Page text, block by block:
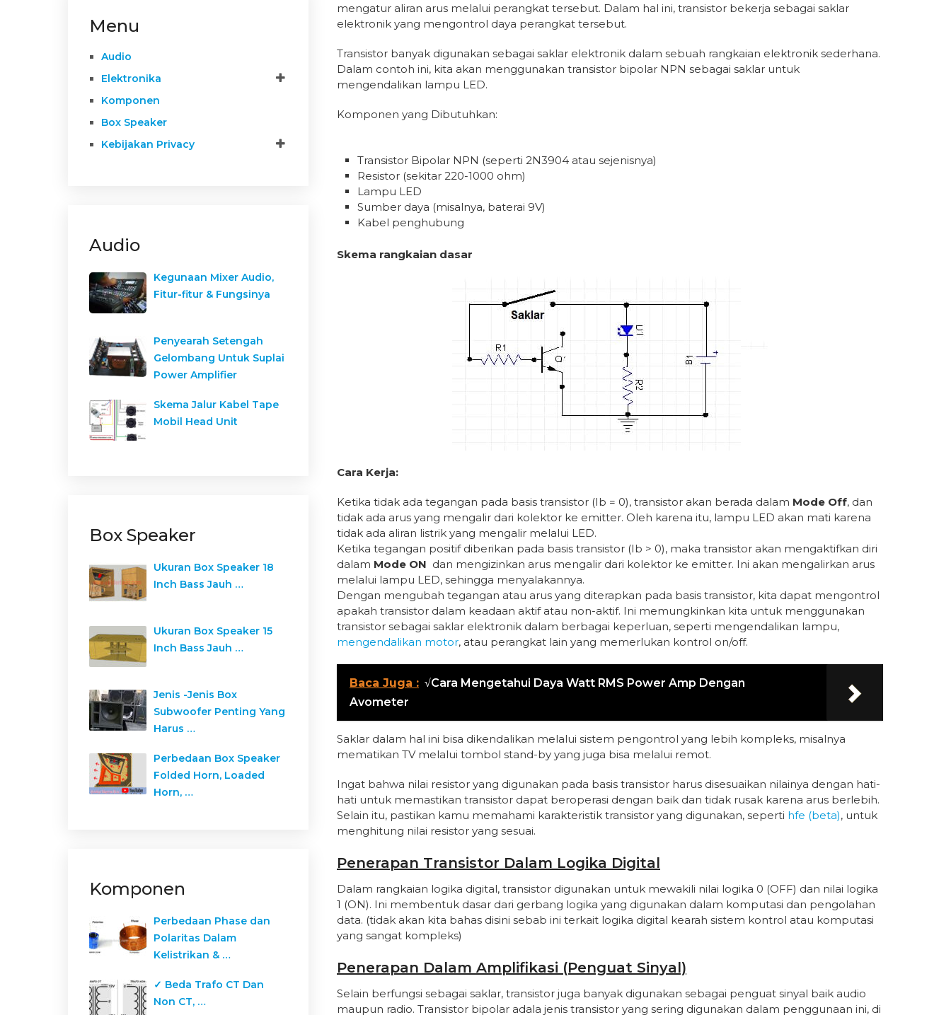
mengatur aliran arus melalui perangkat tersebut. Dalam hal ini, transistor bekerja sebagai saklar
elektronik yang mengontrol daya perangkat tersebut.
Transistor banyak digunakan sebagai saklar elektronik dalam sebuah rangkaian elektronik sederhana.
Dalam contoh ini, kita akan menggunakan transistor bipolar NPN sebagai saklar untuk
mengendalikan lampu LED.
Komponen yang Dibutuhkan:
Transistor Bipolar NPN (seperti 2N3904 atau sejenisnya)
Resistor (sekitar 220-1000 ohm)
Lampu LED
Sumber daya (misalnya, baterai 9V)
Kabel penghubung
Skema rangkaian dasar
Cara Kerja:
Ketika tidak ada tegangan pada basis transistor (Ib = 0), transistor akan berada dalam Mode Off, dan
tidak ada arus yang mengalir dari kolektor ke emitter. Oleh karena itu, lampu LED akan mati karena
tidak ada aliran listrik yang mengalir melalui LED.
Ketika tegangan positif diberikan pada basis transistor (Ib > 0), maka transistor akan mengaktifkan diri
dalam Mode ON dan mengizinkan arus mengalir dari kolektor ke emitter. Ini akan mengalirkan arus
melalui lampu LED, sehingga menyalakannya.
Dengan mengubah tegangan atau arus yang diterapkan pada basis transistor, kita dapat mengontrol
apakah transistor dalam keadaan aktif atau non-aktif. Ini memungkinkan kita untuk menggunakan
transistor sebagai saklar elektronik dalam berbagai keperluan, seperti mengendalikan lampu,
mengendalikan motor, atau perangkat lain yang memerlukan kontrol on/off.
Baca Juga : √Cara Mengetahui Daya Watt RMS Power Amp Dengan
Avometer
Saklar dalam hal ini bisa dikendalikan melalui sistem pengontrol yang lebih kompleks, misalnya
mematikan TV melalui tombol stand-by yang juga bisa melalui remot.
Ingat bahwa nilai resistor yang digunakan pada basis transistor harus disesuaikan nilainya dengan hati-
hati untuk memastikan transistor dapat beroperasi dengan baik dan tidak rusak karena arus berlebih.
Selain itu, pastikan kamu memahami karakteristik transistor yang digunakan, seperti hfe (beta), untuk
menghitung nilai resistor yang sesuai.
Penerapan Transistor Dalam Logika Digital
Dalam rangkaian logika digital, transistor digunakan untuk mewakili nilai logika 0 (OFF) dan nilai logika
1 (ON). Ini membentuk dasar dari gerbang logika yang digunakan dalam komputasi dan pengolahan
data. (tidak akan kita bahas disini sebab ini terkait logika digital kearah sistem kontrol atau komputasi
yang sangat kompleks)
Penerapan Dalam Amplifikasi (penguat Sinyal)
Selain berfungsi sebagai saklar, transistor juga banyak digunakan sebagai penguat sinyal baik audio
maupun radio. Transistor bipolar adala jenis transistor yang sering digunakan dalam penggunaan ini, di
Menu
Audio
Elektronika
Komponen
Box Speaker
Kebijakan Privacy
Audio
Kegunaan Mixer Audio,
Fitur-fitur & Fungsinya
Penyearah Setengah
Gelombang Untuk Suplai
Power Amplifier
Skema Jalur Kabel Tape
Mobil Head Unit
Box Speaker
Ukuran Box Speaker 18
Inch Bass Jauh …
Ukuran Box Speaker 15
Inch Bass Jauh …
Jenis -Jenis Box
Subwoofer Penting Yang
Harus …
Perbedaan Box Speaker
Folded Horn, Loaded
Horn, …
Komponen
Perbedaan Phase dan
Polaritas Dalam
Kelistrikan & …
✓ Beda Trafo CT Dan
Non CT, …